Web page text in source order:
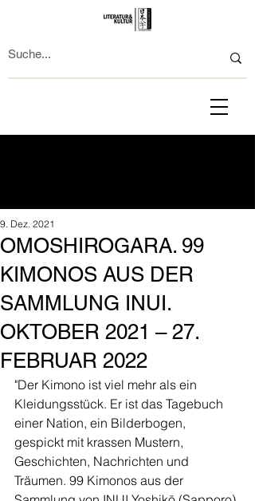
OMOSHIROGARA. 99
KIMONOS AUS DER
SAMMLUNG INUI.
OKTOBER 2021 – 27.
FEBRUAR 2022
9. Dez. 2021
"Der Kimono ist viel mehr als ein
Kleidungsstück. Er ist das Tagebuch
einer Nation, ein Bilderbogen,
gespickt mit krassen Mustern,
Geschichten, Nachrichten und
Träumen. 99 Kimonos aus der